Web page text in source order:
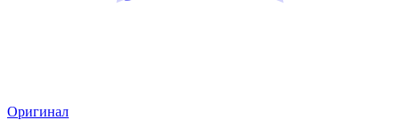
Оригинал